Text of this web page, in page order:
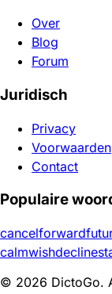
Over
Blog
Forum
Juridisch
Privacy
Voorwaarden
Contact
Populaire
cancelforward
calmwishdecline
© 2026 DictoGo.